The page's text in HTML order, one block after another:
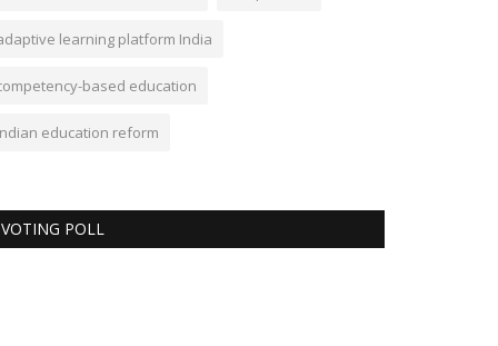
learning platform India
based education
education reform
VOTING POLL